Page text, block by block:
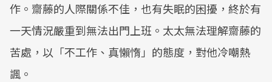
作。齋藤的人際關係不佳，也有失眠的困擾，終於有
一天情況嚴重到無法出門上班。太太無法理解齋藤的
苦處，以「不工作、真懶惰」的態度，對他冷嘲熱
諷。